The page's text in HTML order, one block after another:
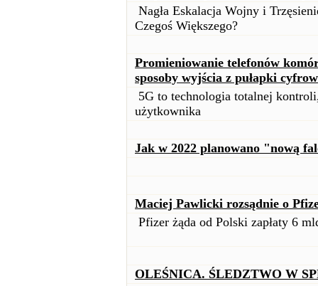
Nagła Eskalacja Wojny i
Czegoś Większego?
Promieniowanie telefonów
sposoby wyjścia z pułapki
5G to technologia totalnej
użytkownika
Jak w 2022 planowano "nową
Maciej Pawlicki rozsądnie o
Pfizer żąda od Polski zapłaty 6
OLEŚNICA. ŚLEDZTWO W